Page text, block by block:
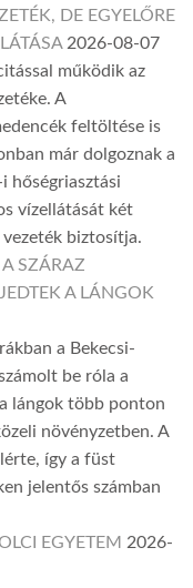
DE EGYELŐRE
2026-08-07
működik az
A
feltöltése is
már dolgoznak a
hőségriasztási
vízellátását két
biztosítja.
SZÁRAZ
A LÁNGOK
a Bekecsi-
be róla a
lángok több ponton
növényzetben. A
így a füst
jelentős számban
EGYETEM 2026-